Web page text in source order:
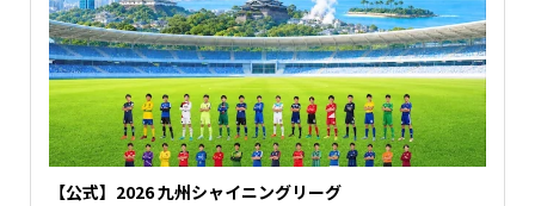
【公式】2026 九州シャイニングリーグ